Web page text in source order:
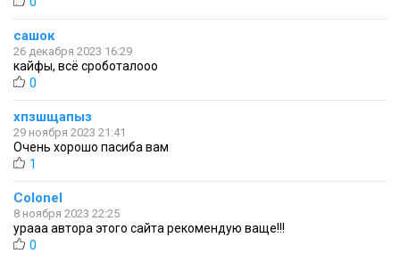
сашок
26 декабря 2023 16:29
кайфы, всё сроботалооо
0
хпзшщапыз
29 ноября 2023 21:41
Очень хорошо пасиба вам
1
Colonel
8 ноября 2023 22:25
урааа автора этого сайта рекомендую ваще!!!
0